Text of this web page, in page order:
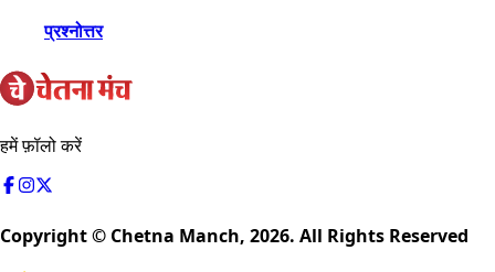
प्रश्नोत्तर
हमें फ़ॉलो करें
Copyright © Chetna Manch, 2026. All Rights Reserved